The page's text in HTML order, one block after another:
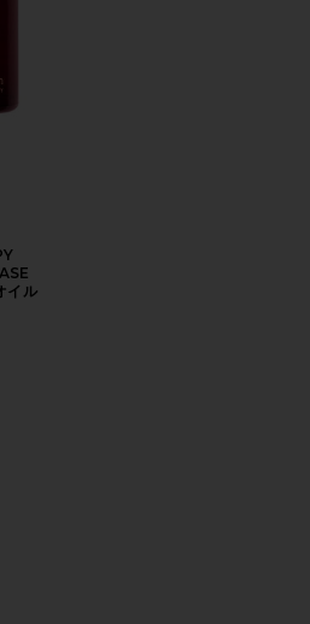
イル
フェイスオイル